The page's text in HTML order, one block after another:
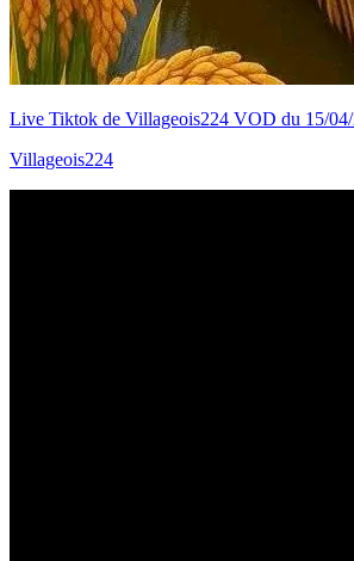
Live Tiktok de Villageois224 VOD du 15/
Villageois224